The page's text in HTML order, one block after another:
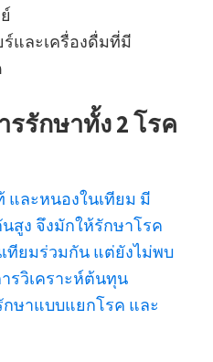
ร์และเครื่องดื่มที่มี
รักษาทั้ง 2 โรค
และหนองในเทียม มี
สูง จึงมักให้รักษาโรค
ทียมร่วมกัน แต่ยังไม่พบ
รวิเคราะห์ต้นทุน
ษาแบบแยกโรค และ